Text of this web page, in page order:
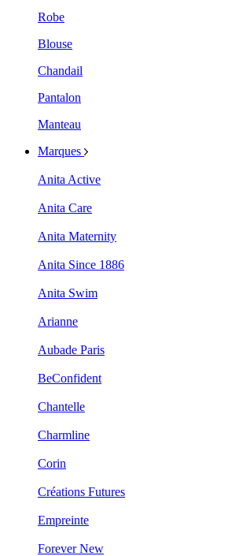
Robe
Blouse
Chandail
Pantalon
Manteau
Marques
Anita Active
Anita Care
Anita Maternity
Anita Since 1886
Anita Swim
Arianne
Aubade Paris
BeConfident
Chantelle
Charmline
Corin
Créations Futures
Empreinte
Forever New